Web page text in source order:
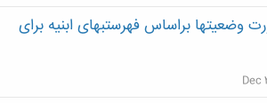
وضعیتها براساس فهرستبهای ابنیه برای
Dec